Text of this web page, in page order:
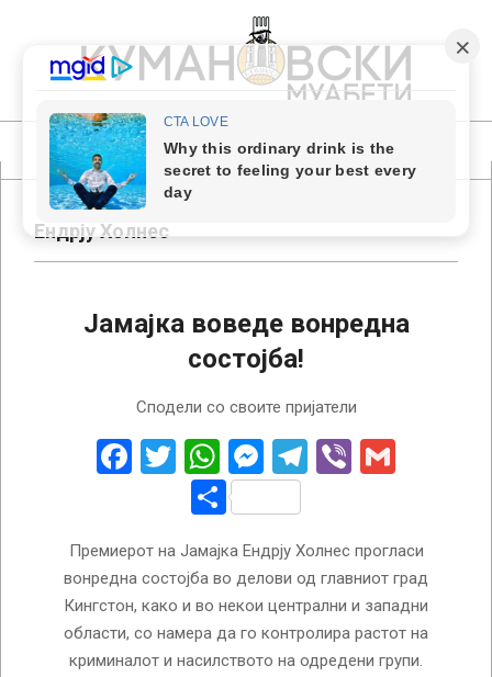
content
КУМАНОВСКИ
МУАБЕТИ
Primary
Navigation
MenuЕндрју Холнес
Јамајка воведе вонредна
состојба!
Сподели со своите пријатели
Facebook
Twitter
WhatsApp
Messenger
Telegram
Viber
Share
Премиерот на Јамајка Ендрју Холнес прогласи
вонредна состојба во делови од главниот град
Кингстон, како и во некои централни и западни
области, со намера да го контролира растот на
криминалот и насилството на одредени групи.